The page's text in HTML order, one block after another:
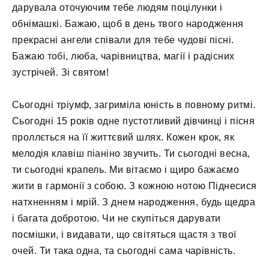
дарувала оточуючим тебе людям поцілунки і
обнімашкі. Бажаю, щоб в день твого народження
прекрасні ангели співали для тебе чудові пісні.
Бажаю тобі, люба, чарівництва, магії і радісних
зустрічей. Зі святом!
Сьогодні тріумф, загриміла юність в повному ритмі.
Сьогодні 15 років одне пустотливий дівчинці і пісня
проллється на її життєвий шлях. Кожен крок, як
мелодія клавіш піаніно звучить. Ти сьогодні весна,
ти сьогодні крапель. Ми вітаємо і щиро бажаємо
жити в гармонії з собою. З кожною нотою Піднесися
натхненням і мрій. З днем ​​народження, будь щедра
і багата добротою. Чи не скупіться дарувати
посмішки, і видавати, що світяться щастя з твої
очей. Ти така одна, та сьогодні сама чарівність.